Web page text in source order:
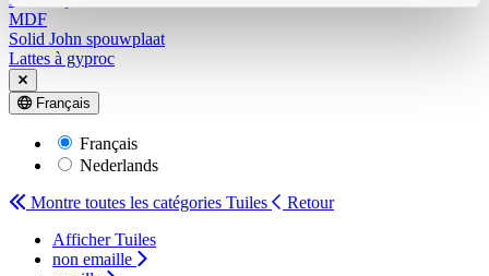
MDF
Solid John spouwplaat
Lattes à gyproc
Français
Français
Nederlands
Montre toutes les catégories Tuiles
Retour
Afficher Tuiles
non emaille